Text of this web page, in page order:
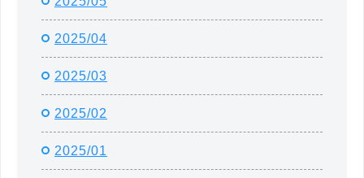
2025/04
2025/03
2025/02
2025/01